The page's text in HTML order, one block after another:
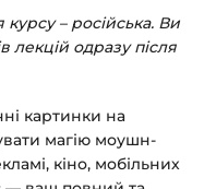
або в
– російська. Ви
лекцій одразу після
картинки на
магію моушн-
кіно, мобільних